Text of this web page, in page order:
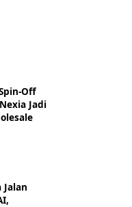
Off
Jadi
Jalan